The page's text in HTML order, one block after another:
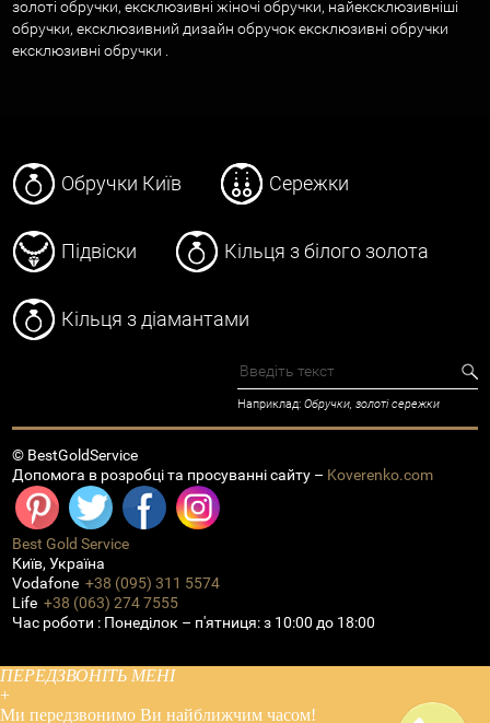
золоті обручки, ексклюзивні жіночі обручки, найексклюзивніші
обручки, ексклюзивний дизайн обручок ексклюзивні обручки
ексклюзивні обручки .
Обручки Київ Сережки
Підвіски Кільця з білого золота
Кільця з діамантами
Наприклад:Обручки, золоті сережки
© BestGoldService
Допомога в розробці та просуванні сайту – Koverenko.com
Best Gold Service
Київ,Україна
Vodafone +38 (095) 311 5574
Life +38 (063) 274 7555
Час роботи : Понеділок – п'ятниця: з 10:00 до 18:00
ПЕРЕДЗВОНІТЬ МЕНІ
+
Ми передзвонимо Ви найближчим часом!